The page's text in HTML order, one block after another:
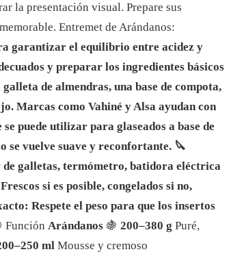
la presentación visual. Prepare sus
Entremet de Arándanos:
garantizar el equilibrio entre acidez y
y preparar los ingredientes básicos
de almendras, una base de compota,
Marcas como Vahiné y Alsa ayudan con
puede utilizar para glaseados a base de
se vuelve suave y reconfortante. 🔪
galletas, termómetro, batidora eléctrica
Frescos si es posible, congelados si no,
Respete el peso para que los insertos
Función Arándanos 🍇 200–380 g Puré,
ml Mousse y cremoso